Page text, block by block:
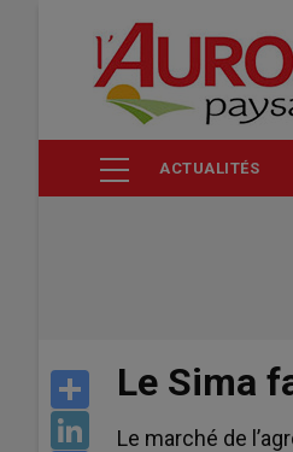
contenu
ACTUALITÉS
Share
LinkedIn
Le Sima
Le marché de